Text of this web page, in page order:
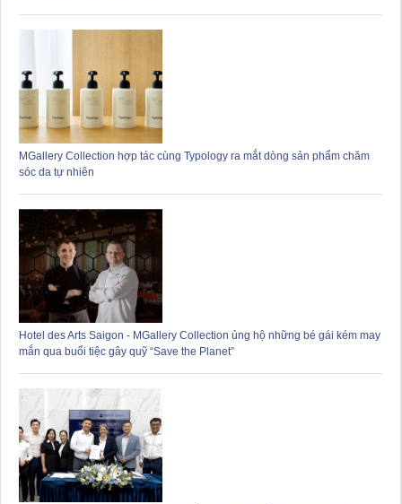
MGallery Collection hợp tác cùng Typology ra mắt dòng sản phẩm chăm
sóc da tự nhiên
Hotel des Arts Saigon - MGallery Collection ủng hộ những bé gái kém may
mắn qua buổi tiệc gây quỹ “Save the Planet”